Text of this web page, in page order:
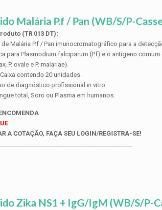
Malária P.f / Pan (WB/S/P-
(TR 013 DT):
de Malária P.f / Pan imunocromatográfico para a
para Plasmodium falciparum (P.f) e o antígeno
P. ovale e P. malariae).
contendo 20 unidades.
de diagnóstico profissional in vitro.
total, Soro ou Plasma em humanos.
A COTAÇÃO, FAÇA SEU LOGIN/REGISTRA-SE!
Zika NS1 + IgG/IgM (WB/S/P-